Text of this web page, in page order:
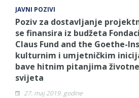
JAVNI POZIVI
Poziv za dostavljanje
se finansira iz budžeta
Claus Fund and the Goethe-
kulturnim i umjetničkim
bave hitnim pitanjima
svijeta
27. maj 2019. godine